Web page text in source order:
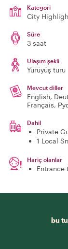
Kategori
City
Süre
3 saat
Ulaşım şekli
Yürüyüş turu
Mevcut diller
English,
Dahil
Private
1 Local
Hariç olanlar
Entrance
bu